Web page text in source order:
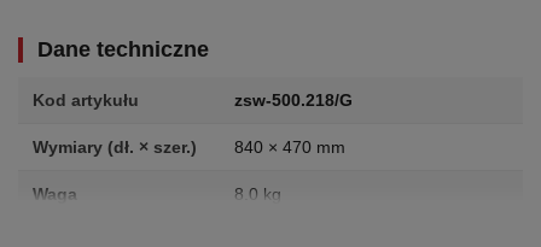
Dane techniczne
Kod artykułu zsw-500.218/G
Wymiary (dł. × szer.) 840 × 470 mm
Waga 8.0 kg